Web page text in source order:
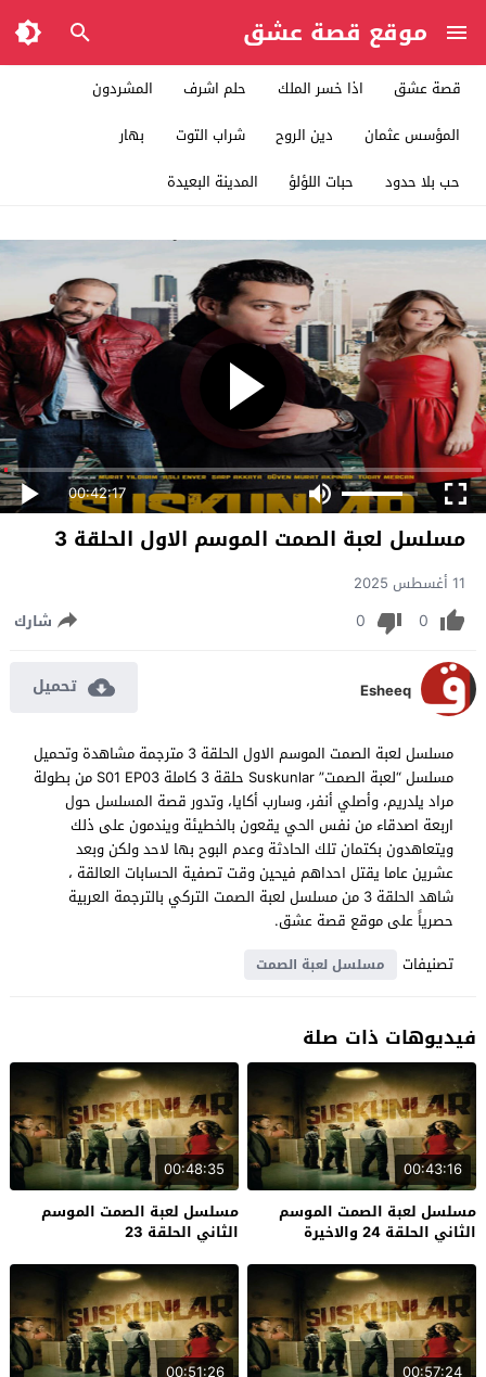
موقع قصة عشق
قصة عشق اذا خسر الملك حلم اشرف
المشردون
المؤسس عثمان
دين الروح شراب التوت
بهار
حب بلا حدود
حبات اللؤلؤ المدينة البعيدة
00:42:17
مسلسل لعبة الصمت الموسم الاول الحلقة 3
11 أغسطس 2025
0
0 شارك
Esheeq تحميل
مسلسل لعبة الصمت الموسم الاول الحلقة 3 مترجمة مشاهدة وتحميل
مسلسل “لعبة الصمت” Suskunlar حلقة 3 كاملة S01 EP03 من بطولة
مراد يلدريم، وأصلي أنفر، وسارب أكايا، وتدور قصة المسلسل حول
اربعة اصدقاء من نفس الحي يقعون بالخطيئة ويندمون على ذلك
ويتعاهدون بكتمان تلك الحادثة وعدم البوح بها لاحد ولكن وبعد
عشرين عاما يقتل احداهم فيحين وقت تصفية الحسابات العالقة ،
شاهد الحلقة 3 من مسلسل لعبة الصمت التركي بالترجمة العربية
حصرياً على موقع قصة عشق.
تصنيفات
مسلسل لعبة الصمت
فيديوهات ذات صلة
00:43:16
مسلسل لعبة الصمت الموسم
الثاني الحلقة 24 والاخيرة
00:48:35
مسلسل لعبة الصمت الموسم
الثاني الحلقة 23